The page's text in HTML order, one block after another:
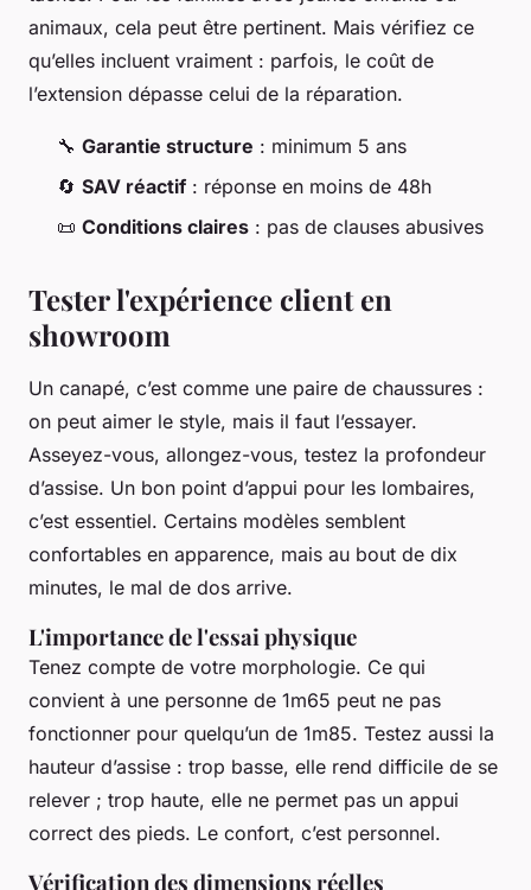
animaux, cela peut être pertinent. Mais vérifiez ce
qu’elles incluent vraiment : parfois, le coût de
l’extension dépasse celui de la réparation.
🔧 Garantie structure : minimum 5 ans
🔄 SAV réactif: réponse en moins de 48h
📜 Conditions claires : pas de clauses abusives
Tester l'expérience client en
showroom
Un canapé, c’est comme une paire de chaussures :
on peut aimer le style, mais il faut l’essayer.
Asseyez-vous, allongez-vous, testez la profondeur
d’assise. Un bon point d’appui pour les lombaires,
c’est essentiel. Certains modèles semblent
confortables en apparence, mais au bout de dix
minutes, le mal de dos arrive.
L'importance de l'essai physique
Tenez compte de votre morphologie. Ce qui
convient à une personne de 1m65 peut ne pas
fonctionner pour quelqu’un de 1m85. Testez aussi la
hauteur d’assise : trop basse, elle rend difficile de se
relever ; trop haute, elle ne permet pas un appui
correct des pieds. Le confort, c’est personnel.
Vérification des dimensions réelles